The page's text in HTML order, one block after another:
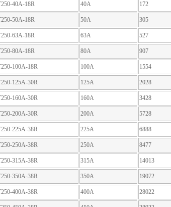
40A-18R 40A 172
50A-18R 50A 305
63A-18R 63A 527
80A-18R 80A 907
100A-18R 100A 1554
125A-30R 125A 2028
160A-30R 160A 3428
200A-30R 200A 5728
225A-38R 225A 6888
250A-38R 250A 8477
315A-38R 315A 14013
350A-38R 350A 19072
400A-38R 400A 28022